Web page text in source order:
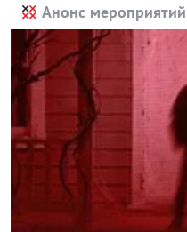
Анонс мероприятий